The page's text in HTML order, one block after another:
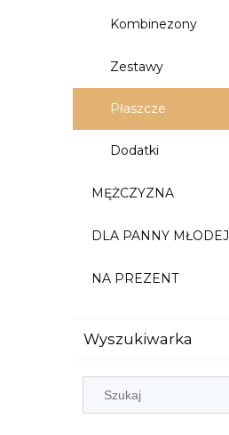
Kombinezony
Zestawy
Płaszcze
Dodatki
MĘŻCZYZNA
DLA PANNY MŁODEJ
NA PREZENT
Wyszukiwarka